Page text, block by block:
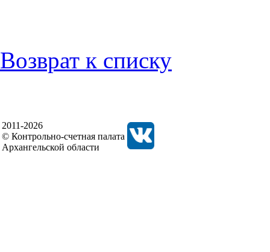
Возврат к списку
2011-2026
© Контрольно-счетная палата
Архангельской области